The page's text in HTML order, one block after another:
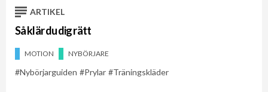
ARTIKEL
Så klär du dig rätt
MOTION NYBÖRJARE
Nybörjarguiden Prylar Träningskläder